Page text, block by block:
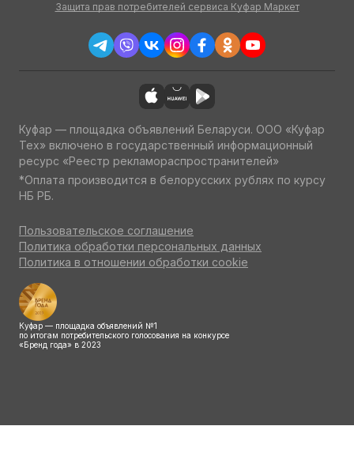
Защита прав потребителей сервиса Куфар Маркет
Куфар — площадка объявлений Беларуси. ООО «Куфар
Тех» включено в государственный информационный
ресурс «Реестр рекламораспространителей»
*Оплата производится в белорусских рублях по курсу
НБ РБ.
Пользовательское соглашение
Политика обработки персональных данных
Политика в отношении обработки cookie
Куфар — площадка объявлений №1
по итогам потребительского голосования на конкурсе
«Бренд года» в 2023